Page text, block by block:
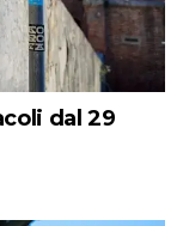
dal 29